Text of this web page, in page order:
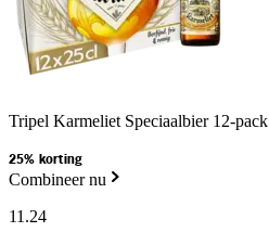
Tripel Karmeliet Speciaalbier 12-pack
25% korting
Combineer nu
11 .24